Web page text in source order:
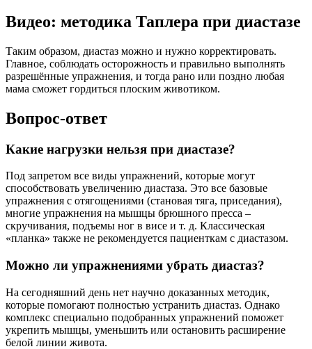
Видео: методика Таплера при диастазе
Таким образом, диастаз можно и нужно корректировать.
Главное, соблюдать осторожность и правильно выполнять
разрешённые упражнения, и тогда рано или поздно любая
мама сможет гордиться плоским животиком.
Вопрос-ответ
Какие нагрузки нельзя при диастазе?
Под запретом все виды упражнений, которые могут
способствовать увеличению диастаза. Это все базовые
упражнения с отягощениями (становая тяга, приседания),
многие упражнения на мышцы брюшного пресса –
скручивания, подъемы ног в висе и т. д. Классическая
«планка» также не рекомендуется пациенткам с диастазом.
Можно ли упражнениями убрать диастаз?
На сегодняшний день нет научно доказанных методик,
которые помогают полностью устранить диастаз. Однако
комплекс специально подобранных упражнений поможет
укрепить мышцы, уменьшить или остановить расширение
белой линии живота.